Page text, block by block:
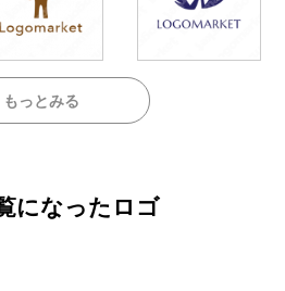
もっとみる
になったロゴ